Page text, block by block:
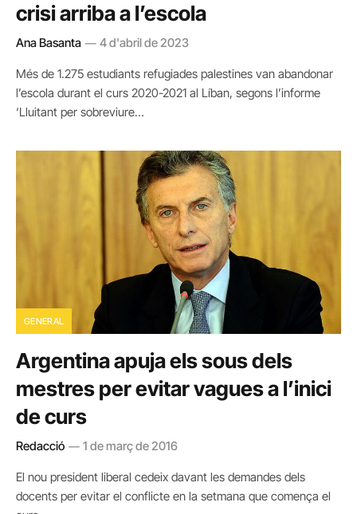
crisi arriba a l’escola
Ana Basanta 4 d'abril de 2023
Més de 1.275 estudiants refugiades palestines van abandonar
l’escola durant el curs 2020-2021 al Líban, segons l’informe
‘Lluitant per sobreviure…
GENERAL
Argentina apuja els sous dels
mestres per evitar vagues a l’inici
de curs
Redacció 1 de març de 2016
El nou president liberal cedeix davant les demandes dels
docents per evitar el conflicte en la setmana que comença el